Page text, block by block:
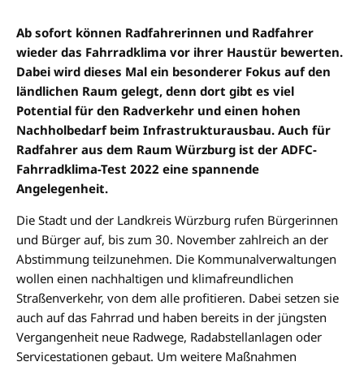
Ab sofort können Radfahrerinnen und Radfahrer
wieder das Fahrradklima vor ihrer Haustür bewerten.
Dabei wird dieses Mal ein besonderer Fokus auf den
ländlichen Raum gelegt, denn dort gibt es viel
Potential für den Radverkehr und einen hohen
Nachholbedarf beim Infrastrukturausbau. Auch für
Radfahrer aus dem Raum Würzburg ist der ADFC-
Fahrradklima-Test 2022 eine spannende
Angelegenheit.
Die Stadt und der Landkreis Würzburg rufen Bürgerinnen
und Bürger auf, bis zum 30. November zahlreich an der
Abstimmung teilzunehmen. Die Kommunalverwaltungen
wollen einen nachhaltigen und klimafreundlichen
Straßenverkehr, von dem alle profitieren. Dabei setzen sie
auch auf das Fahrrad und haben bereits in der jüngsten
Vergangenheit neue Radwege, Radabstellanlagen oder
Servicestationen gebaut. Um weitere Maßnahmen